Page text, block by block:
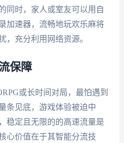
同时，家人或室友可以用自
加速器，流畅地玩欢乐麻将
，充分利用网络资源。
保障
或长时间对局，最怕遇到
条见底，游戏体验被迫中
稳定且无限的的高速流量是
心价值在于其智能分流技